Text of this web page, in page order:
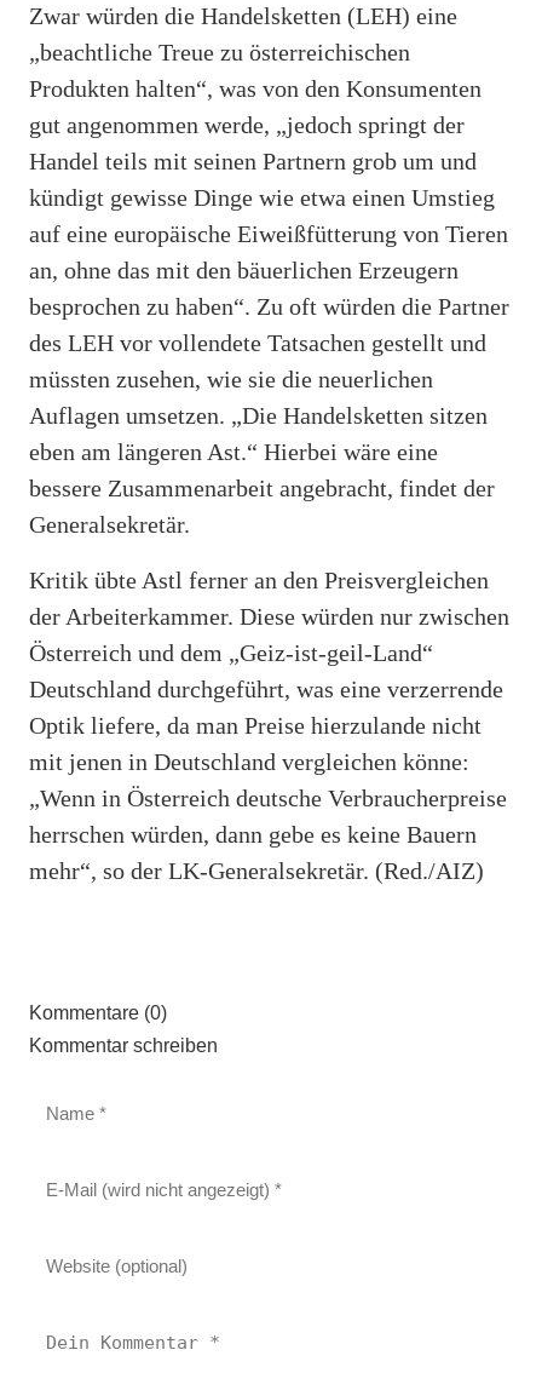
Zwar würden die Handelsketten (LEH) eine
„beachtliche Treue zu österreichischen
Produkten halten“, was von den Konsumenten
gut angenommen werde, „jedoch springt der
Handel teils mit seinen Partnern grob um und
kündigt gewisse Dinge wie etwa einen Umstieg
auf eine europäische Eiweißfütterung von Tieren
an, ohne das mit den bäuerlichen Erzeugern
besprochen zu haben“. Zu oft würden die Partner
des LEH vor vollendete Tatsachen gestellt und
müssten zusehen, wie sie die neuerlichen
Auflagen umsetzen. „Die Handelsketten sitzen
eben am längeren Ast.“ Hierbei wäre eine
bessere Zusammenarbeit angebracht, findet der
Generalsekretär.
Kritik übte Astl ferner an den Preisvergleichen
der Arbeiterkammer. Diese würden nur zwischen
Österreich und dem „Geiz-ist-geil-Land“
Deutschland durchgeführt, was eine verzerrende
Optik liefere, da man Preise hierzulande nicht
mit jenen in Deutschland vergleichen könne:
„Wenn in Österreich deutsche Verbraucherpreise
herrschen würden, dann gebe es keine Bauern
mehr“, so der LK-Generalsekretär. (Red./AIZ)
Kommentare (0)
Kommentar schreiben